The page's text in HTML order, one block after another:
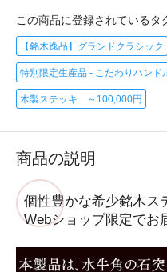
この商品に登録されているタ
【銘木逸品】グランドクラシック
特別限定生産品 - こだわりハンド
木製ステッキ ～100,000円
商品の説明
個性豊かな希少銘木ス
Webショップ限定でお